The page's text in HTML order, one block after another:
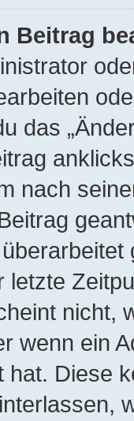
Beitrag
das
nach
letzte
nicht,
wenn ein
hat. Diese